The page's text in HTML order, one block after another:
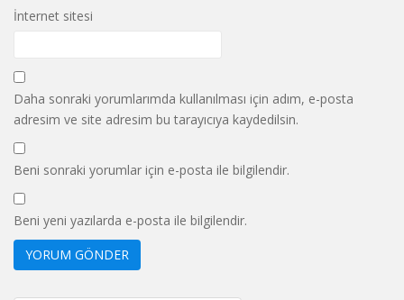
İnternet sitesi
Daha sonraki yorumlarımda kullanılması için adım, e-posta
adresim ve site adresim bu tarayıcıya kaydedilsin.
Beni sonraki yorumlar için e-posta ile bilgilendir.
Beni yeni yazılarda e-posta ile bilgilendir.